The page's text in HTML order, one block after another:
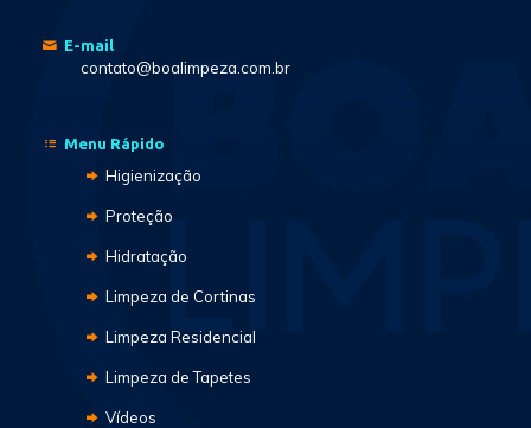
E-mail
contato@boalimpeza.com.br
Menu Rápido
Higienização
Proteção
Hidratação
Limpeza de Cortinas
Limpeza Residencial
Limpeza de Tapetes
Vídeos